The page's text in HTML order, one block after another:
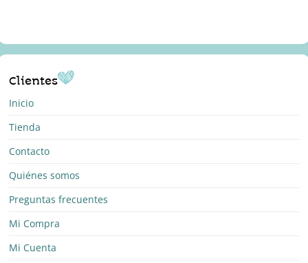
Clientes
Inicio
Tienda
Contacto
Quiénes somos
Preguntas frecuentes
Mi Compra
Mi Cuenta